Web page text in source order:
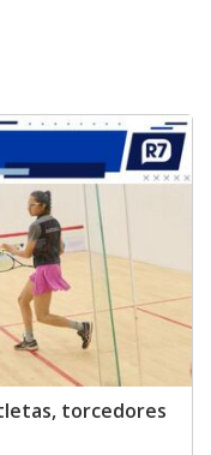
torcedores